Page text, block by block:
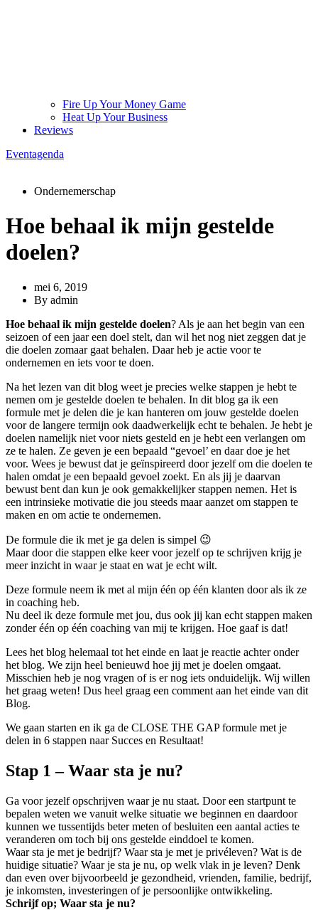
Fire Up Your Money Game
Heat Up Your Business
Reviews
Eventagenda
Ondernemerschap
Hoe behaal ik mijn gestelde
doelen?
mei 6, 2019
By admin
Hoe behaal ik mijn gestelde doelen? Als je aan het begin van een
seizoen of een jaar een doel stelt, dan wil het nog niet zeggen dat je
die doelen zomaar gaat behalen. Daar heb je actie voor te
ondernemen en iets voor te doen.
Na het lezen van dit blog weet je precies welke stappen je hebt te
nemen om je gestelde doelen te behalen. In dit blog ga ik een
formule met je delen die je kan hanteren om jouw gestelde doelen
voor de langere termijn ook daadwerkelijk echt te behalen. Je hebt je
doelen namelijk niet voor niets gesteld en je hebt een verlangen om
ze te halen. Ze geven je een bepaald “gevoel’ en daar doe je het
voor. Wees je bewust dat je geïnspireerd door jezelf om die doelen te
halen omdat je een bepaald gevoel zoekt. En als jij je daarvan
bewust bent dan kun je ook gemakkelijker stappen nemen. Het is
een intrinsieke motivatie die jou steeds maar aanzet om stappen te
maken en om actie te ondernemen.
De formule die ik met je ga delen is simpel 😉
Maar door die stappen elke keer voor jezelf op te schrijven krijg je
meer inzicht in waar je staat en wat je echt wilt.
Deze formule neem ik met al mijn één op één klanten door als ik ze
in coaching heb.
Nu deel ik deze formule met jou, dus ook jij kan echt stappen maken
zonder één op één coaching van mij te krijgen. Hoe gaaf is dat!
Lees het blog helemaal tot het einde en laat je reactie achter onder
het blog. We zijn heel benieuwd hoe jij met je doelen omgaat.
Misschien heb je nog vragen of is er nog iets onduidelijk. Wij willen
het graag weten! Dus heel graag een comment aan het einde van dit
Blog.
We gaan starten en ik ga de CLOSE THE GAP formule met je
delen in 6 stappen naar Succes en Resultaat!
Stap 1 – Waar sta je nu?
Ga voor jezelf opschrijven waar je nu staat. Door een startpunt te
bepalen weten we vanuit welke situatie we beginnen en daardoor
kunnen we tussentijds beter meten of besluiten een aantal acties te
veranderen om toch bij ons gestelde einddoel te komen.
Waar sta je met je bedrijf? Waar sta je met je privéleven? Wat is de
huidige situatie? Waar je sta je nu, op welk vlak in je leven? Denk
dan even over bijvoorbeeld je gezondheid, vrienden, familie, bedrijf,
je inkomsten, investeringen of je persoonlijke ontwikkeling.
Schrijf op; Waar sta je nu?